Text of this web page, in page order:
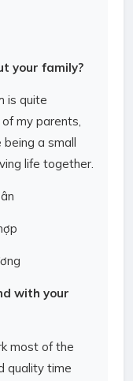
your family?
is quite
my parents,
a small
life together.
with your
most of the
quality time